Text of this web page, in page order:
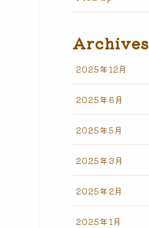
Archives
2025年12月
2025年6月
2025年5月
2025年3月
2025年2月
2025年1月